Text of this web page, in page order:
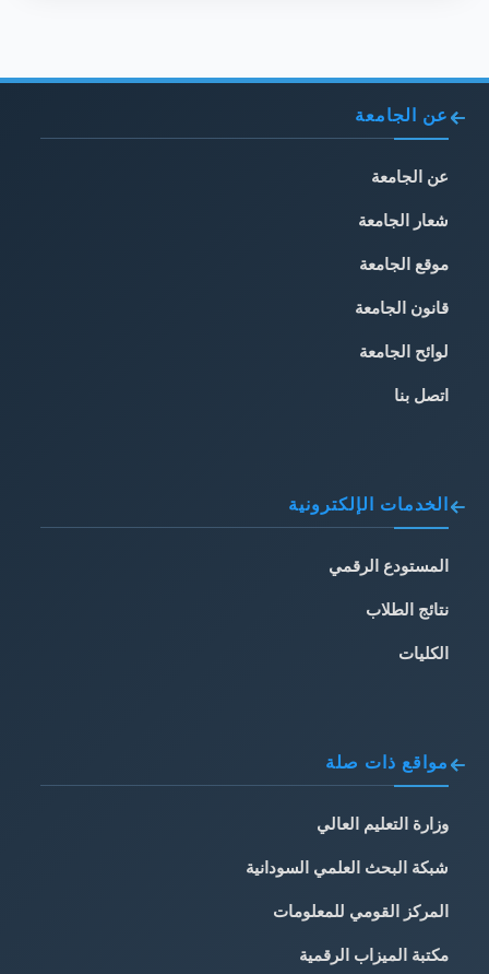
عن الجامعة
عن الجامعة
شعار الجامعة
موقع الجامعة
قانون الجامعة
لوائح الجامعة
اتصل بنا
الخدمات الإلكترونية
المستودع الرقمي
نتائج الطلاب
الكليات
مواقع ذات صلة
وزارة التعليم العالي
شبكة البحث العلمي السودانية
المركز القومي للمعلومات
مكتبة الميزاب الرقمية